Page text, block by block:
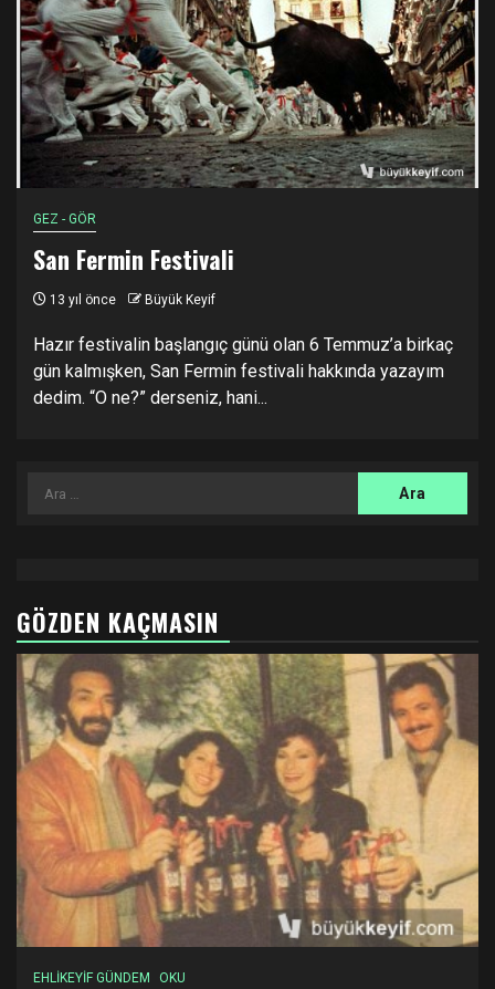
GEZ - GÖR
San Fermin Festivali
13 yıl önce Büyük Keyif
Hazır festivalin başlangıç günü olan 6 Temmuz’a birkaç
gün kalmışken, San Fermin festivali hakkında yazayım
dedim. “O ne?” derseniz, hani...
Arama:
GÖZDEN KAÇMASIN
EHLİKEYİF GÜNDEM OKU